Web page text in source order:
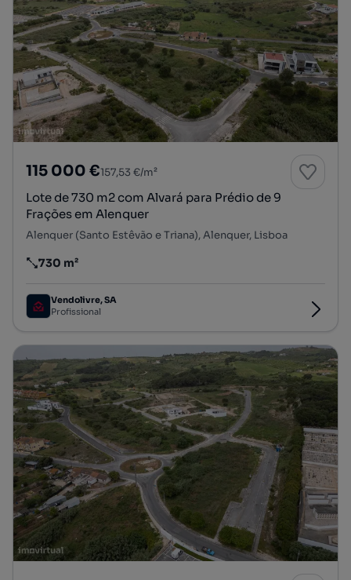
115 000 €157,53 €/m²
Lote de 730 m2 com Alvará para Prédio de 9
Frações em Alenquer
Alenquer (Santo Estêvão e Triana), Alenquer, Lisboa
Preço por metro quadrado
730 m²
Vendolivre, SA
Profissional